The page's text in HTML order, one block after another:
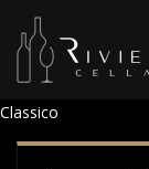
Classico